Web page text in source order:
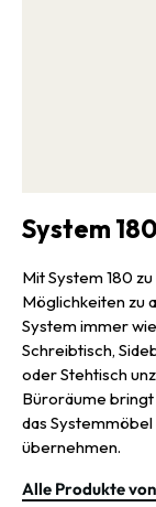
System 180
Mit System 180
Möglichkeiten zu
System immer
Schreibtisch,
oder Stehtisch
Büroräume bringt
das
übernehmen.
Alle Produkte